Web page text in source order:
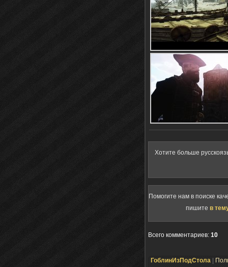
Хотите больше
Помогите нам в поиске
пишите в
Всего комментариев: 10
ГоблинИзПодСтола